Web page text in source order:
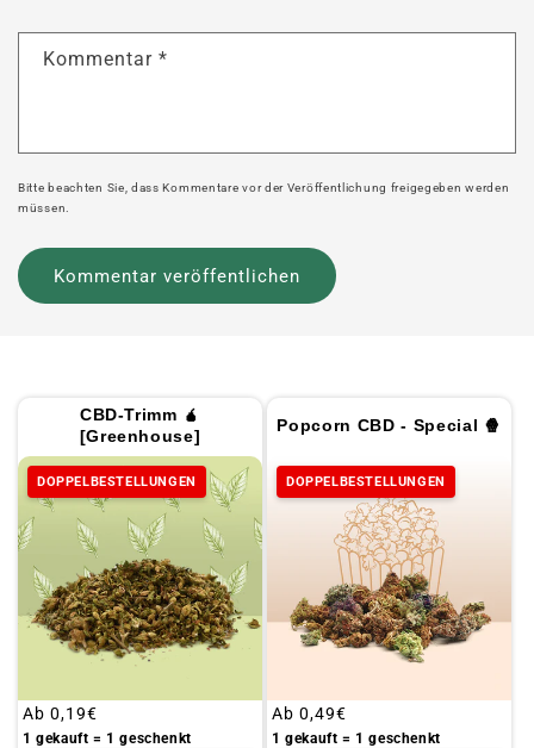
Kommentar *
Bitte beachten Sie, dass Kommentare vor der Veröffentlichung freigegeben werden
müssen.
CBD-Trimm 🧉
[Greenhouse]
DOPPELBESTELLUNGEN
Üblicher
Preis
Ab 0,19€
1 gekauft = 1 geschenkt
Popcorn CBD - Special 🍿
DOPPELBESTELLUNGEN
Üblicher
Preis
Ab 0,49€
1 gekauft = 1 geschenkt